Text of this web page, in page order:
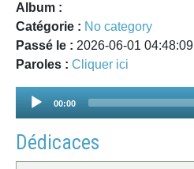
Album :
Catégorie : No category
Passé le : 2026-06-01 04:48:09
Paroles : Cliquer ici
Audio
00:00
Dédicaces